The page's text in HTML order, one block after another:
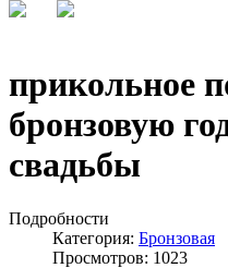
прикольное
бронзовую
свадьбы
Подробности
Категория: Бронзовая
Просмотров: 1023